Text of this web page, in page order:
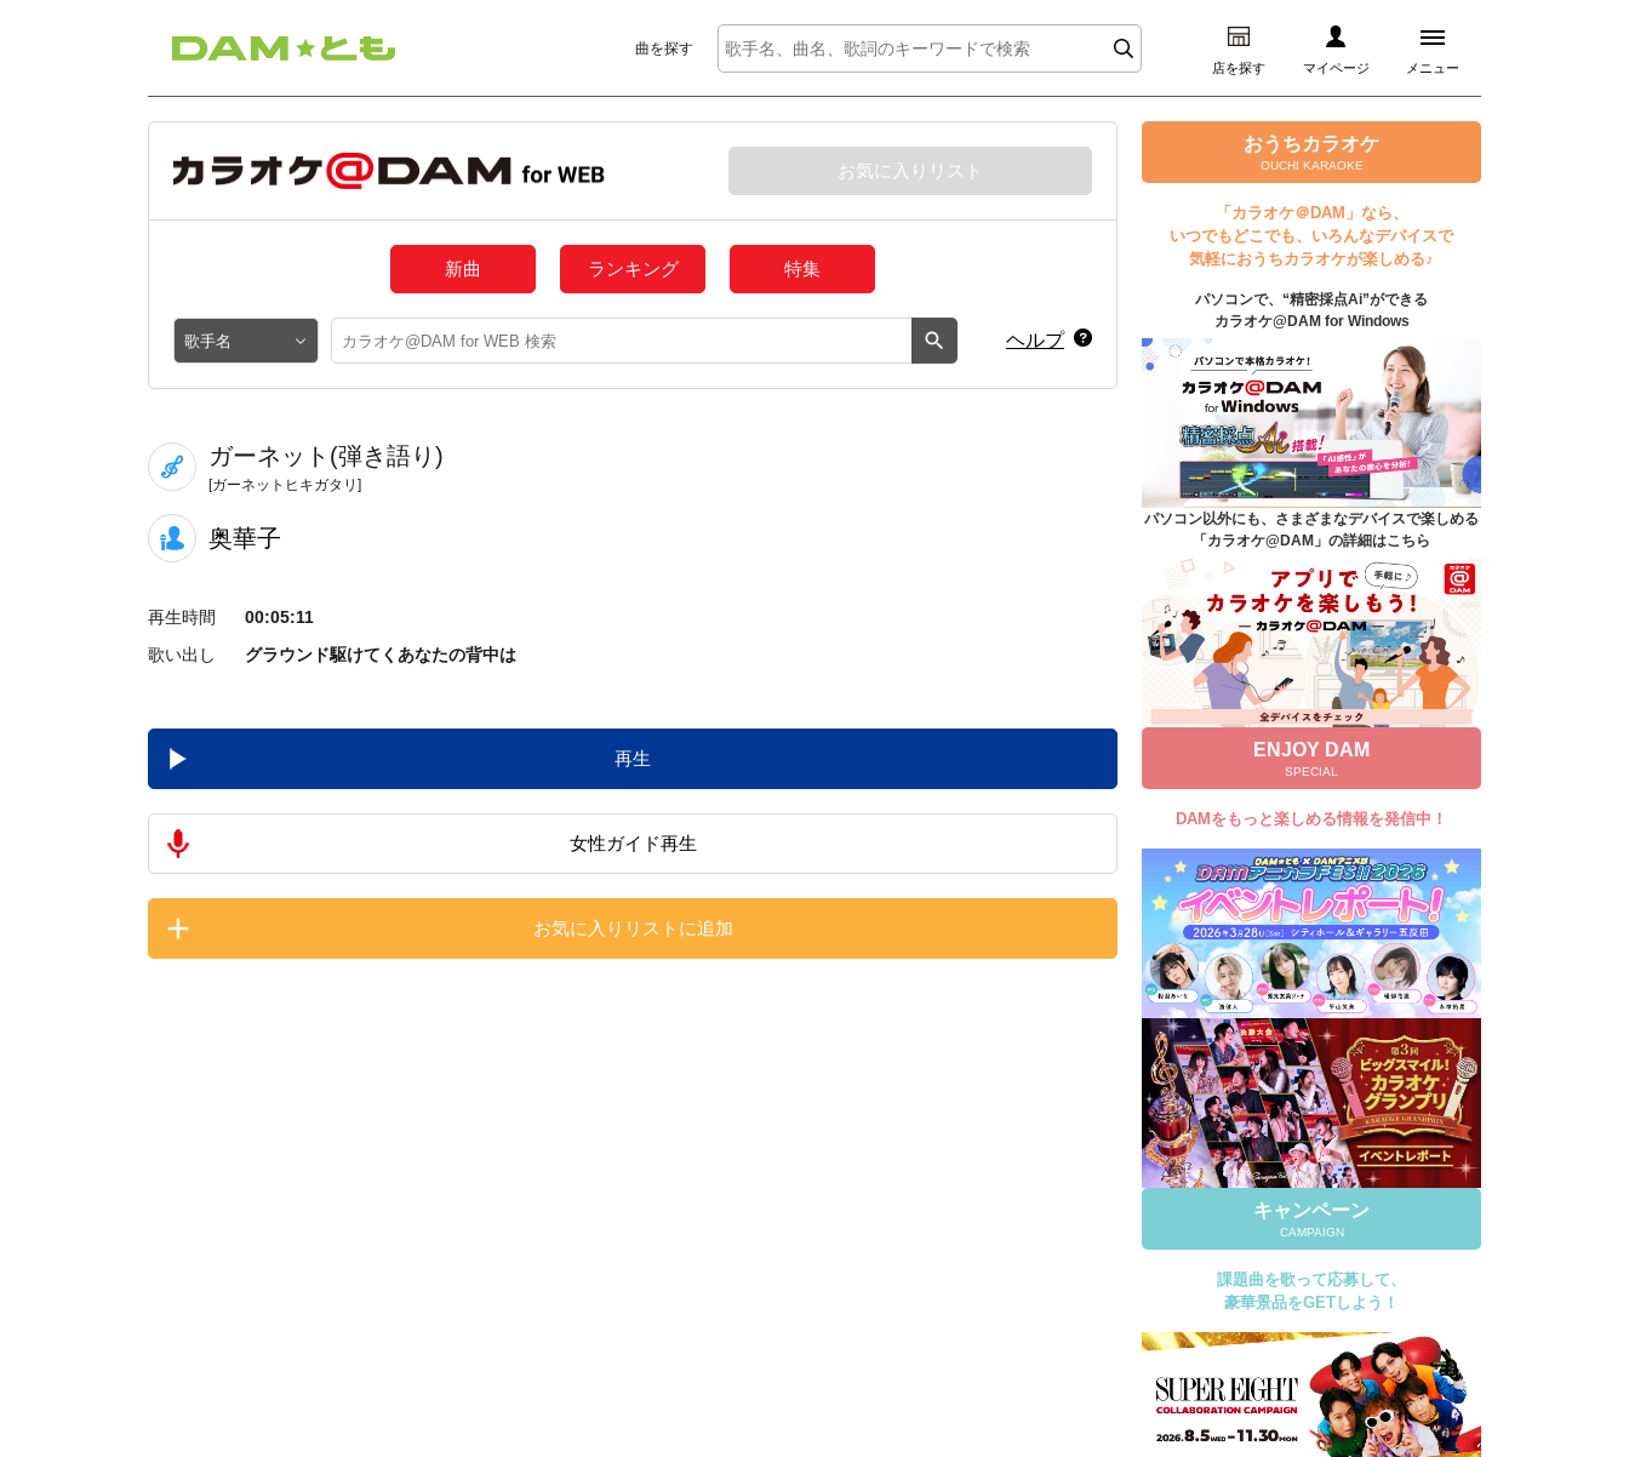
曲を探す
店を探す マイページ メニュー
ログイン
マイページ
プレミアムサービス
DAM★とも動画
DAM★とも録音
カラオケ＠DAM
ユーザー検索
キャンペーン
よくあるご質問
DAMの新曲・ランキングなど
カラオケ最新情報をチェック！
自宅でカラオケ歌い放題！
家族や友達と一緒に！練習にも！
お気に入りリスト
新曲 ランキング 特集
ヘルプ
ガーネット(弾き語り)
[ガーネットヒキガタリ]
奥華子
再生時間
00:05:11
歌い出し
グラウンド駆けてくあなたの背中は
再生
女性ガイド再生
お気に入りリストに追加
おうちカラオケ
OUCHI KARAOKE
「カラオケ＠DAM」なら、
いつでもどこでも、いろんなデバイスで
気軽におうちカラオケが楽しめる♪
パソコンで、“精密採点Ai”ができる
カラオケ@DAM for Windows
パソコン以外にも、さまざまなデバイスで楽しめる
「カラオケ@DAM」の詳細はこちら
ENJOY DAM
SPECIAL
DAMをもっと楽しめる情報を発信中！
キャンペーン
CAMPAIGN
課題曲を歌って応募して、
豪華景品をGETしよう！